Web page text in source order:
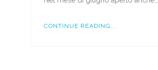
CONTINUE READING...